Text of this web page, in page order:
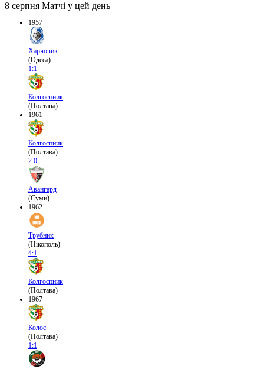
8 серпня Матчі у цей день
1957
Харчовик
(Одеса)
1:1
Колгоспник
(Полтава)
1961
Колгоспник
(Полтава)
2:0
Авангард
(Суми)
1962
Трубник
(Нікополь)
4:1
Колгоспник
(Полтава)
1967
Колос
(Полтава)
1:1